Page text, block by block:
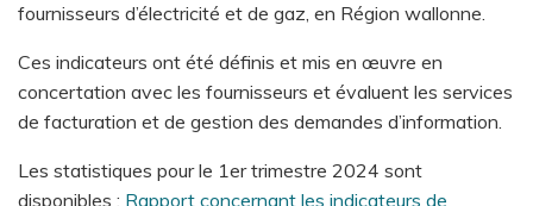
fournisseurs d’électricité et de gaz, en Région wallonne.
Ces indicateurs ont été définis et mis en œuvre en
concertation avec les fournisseurs et évaluent les services
de facturation et de gestion des demandes d’information.
Les statistiques pour le 1er trimestre 2024 sont
disponibles : Rapport concernant les indicateurs de